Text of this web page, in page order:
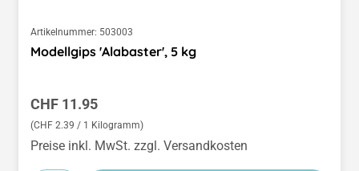
Artikelnummer: 503003
Modellgips 'Alabaster', 5 kg
Regulärer Preis:
CHF 11.95
(CHF 2.39 / 1 Kilogramm)
Preise inkl. MwSt. zzgl. Versandkosten